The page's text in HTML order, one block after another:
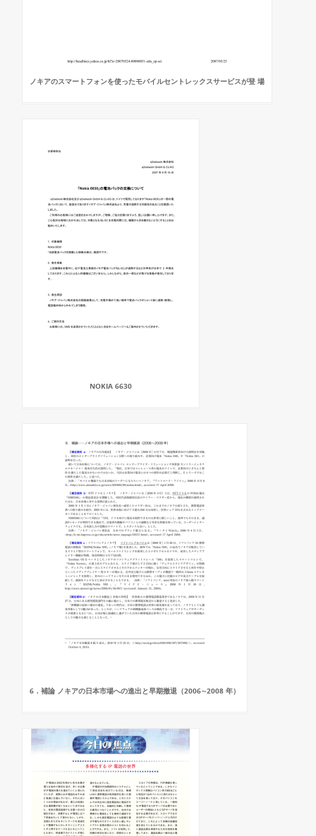
ノキアのスマートフォンを使ったモバイルセントレックスサービスが登 場
NOKIA 6630
6．補論 ノキアの日本市場への進出と早期撤退（2006∼2008 年）